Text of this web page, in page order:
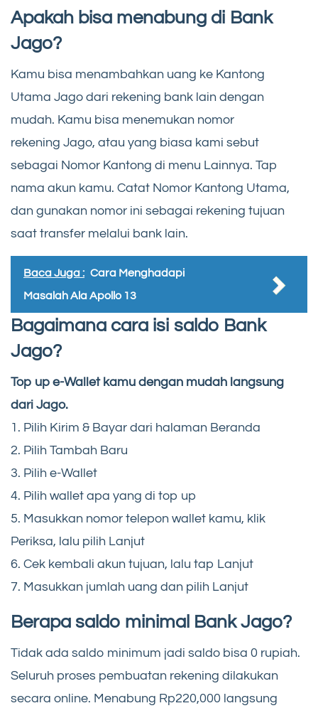
Apakah bisa menabung di Bank
Jago?
Kamu bisa menambahkan uang ke Kantong
Utama Jago dari rekening bank lain dengan
mudah. Kamu bisa menemukan nomor
rekening Jago, atau yang biasa kami sebut
sebagai Nomor Kantong di menu Lainnya. Tap
nama akun kamu. Catat Nomor Kantong Utama,
dan gunakan nomor ini sebagai rekening tujuan
saat transfer melalui bank lain.
Baca Juga : Cara Menghadapi
Masalah Ala Apollo 13
Bagaimana cara isi saldo Bank
Jago?
Top up e-Wallet kamu dengan mudah langsung
dari Jago.
1. Pilih Kirim & Bayar dari halaman Beranda
2. Pilih Tambah Baru
3. Pilih e-Wallet
4. Pilih wallet apa yang di top up
5. Masukkan nomor telepon wallet kamu, klik
Periksa, lalu pilih Lanjut
6. Cek kembali akun tujuan, lalu tap Lanjut
7. Masukkan jumlah uang dan pilih Lanjut
Berapa saldo minimal Bank Jago?
Tidak ada saldo minimum jadi saldo bisa 0 rupiah.
Seluruh proses pembuatan rekening dilakukan
secara online. Menabung Rp220,000 langsung